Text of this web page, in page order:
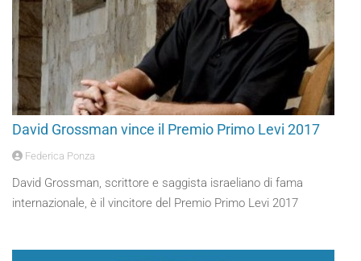
David Grossman vince il Premio Primo Levi 2017
Federica Ponza
David Grossman, scrittore e saggista israeliano di fama
internazionale, è il vincitore del Premio Primo Levi 2017